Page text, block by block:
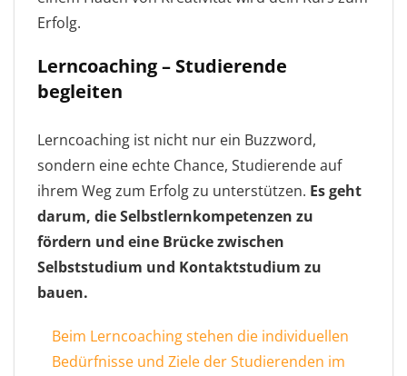
Erfolg.
Lerncoaching – Studierende
begleiten
Lerncoaching ist nicht nur ein Buzzword,
sondern eine echte Chance, Studierende auf
ihrem Weg zum Erfolg zu unterstützen. Es geht
darum, die Selbstlernkompetenzen zu
fördern und eine Brücke zwischen
Selbststudium und Kontaktstudium zu
bauen.
Beim Lerncoaching stehen die individuellen
Bedürfnisse und Ziele der Studierenden im